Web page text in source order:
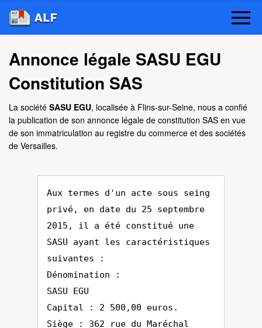
Annonce légale SASU EGU
Constitution SAS
La société SASU EGU, localisée à Flins-sur-Seine, nous a confié
la publication de son annonce légale de constitution SAS en vue
de son immatriculation au registre du commerce et des sociétés
de Versailles.
Aux termes d'un acte sous seing
privé, en date du 25 septembre
2015, il a été constitué une
SASU ayant les caractéristiques
suivantes :
Dénomination :
SASU EGU
Capital : 2 500,00 euros.
Siège : 362 rue du Maréchal